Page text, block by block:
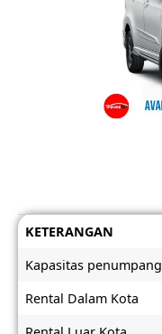
KETERANGAN
Kapasitas penumpang
Rental Dalam Kota